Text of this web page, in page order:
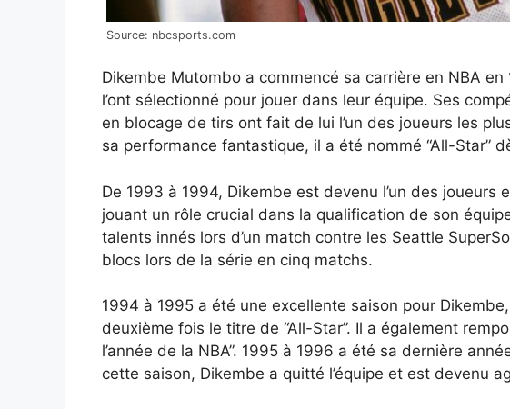
Source: nbcsports.com
Dikembe Mutombo a commencé sa carrière en NBA en
l’ont sélectionné pour jouer dans leur équipe. Ses
en blocage de tirs ont fait de lui l’un des joueurs les
sa performance fantastique, il a été nommé “All-Star”
De 1993 à 1994, Dikembe est devenu l’un des joueurs
jouant un rôle crucial dans la qualification de son
talents innés lors d’un match contre les Seattle
blocs lors de la série en cinq matchs.
1994 à 1995 a été une excellente saison pour
deuxième fois le titre de “All-Star”. Il a également
l’année de la NBA”. 1995 à 1996 a été sa dernière
cette saison, Dikembe a quitté l’équipe et est devenu